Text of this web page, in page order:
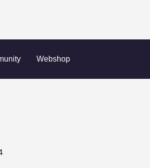
Webshop